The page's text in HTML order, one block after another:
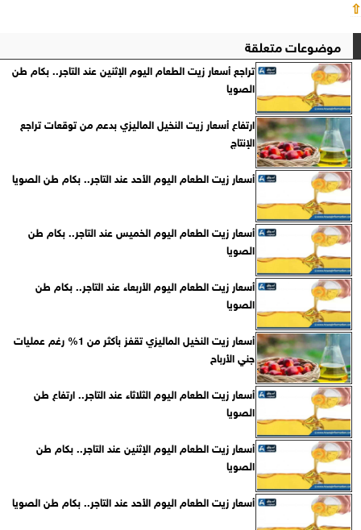
⇧
موضوعات متعلقة
تراجع أسعار زيت الطعام اليوم الإثنين عند التاجر.. بكام طن
الصويا
ارتفاع أسعار زيت النخيل الماليزي بدعم من توقعات تراجع
الإنتاج
أسعار زيت الطعام اليوم الأحد عند التاجر.. بكام طن الصويا
أسعار زيت الطعام اليوم الخميس عند التاجر.. بكام طن
الصويا
أسعار زيت الطعام اليوم الأربعاء عند التاجر.. بكام طن
الصويا
أسعار زيت النخيل الماليزي تقفز بأكثر من 1% رغم عمليات
جني الأرباح
أسعار زيت الطعام اليوم الثلاثاء عند التاجر.. ارتفاع طن
الصويا
أسعار زيت الطعام اليوم الإثنين عند التاجر.. بكام طن
الصويا
أسعار زيت الطعام اليوم الأحد عند التاجر.. بكام طن الصويا